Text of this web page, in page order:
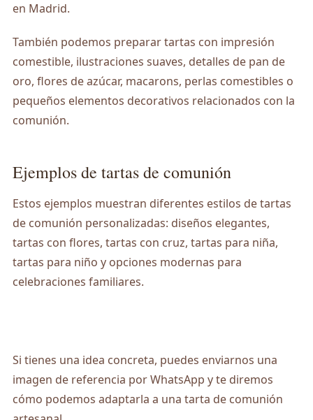
en Madrid.
También podemos preparar tartas con impresión
comestible, ilustraciones suaves, detalles de pan de
oro, flores de azúcar, macarons, perlas comestibles o
pequeños elementos decorativos relacionados con la
comunión.
Ejemplos de tartas de comunión
Estos ejemplos muestran diferentes estilos de tartas
de comunión personalizadas: diseños elegantes,
tartas con flores, tartas con cruz, tartas para niña,
tartas para niño y opciones modernas para
celebraciones familiares.
Si tienes una idea concreta, puedes enviarnos una
imagen de referencia por WhatsApp y te diremos
cómo podemos adaptarla a una tarta de comunión